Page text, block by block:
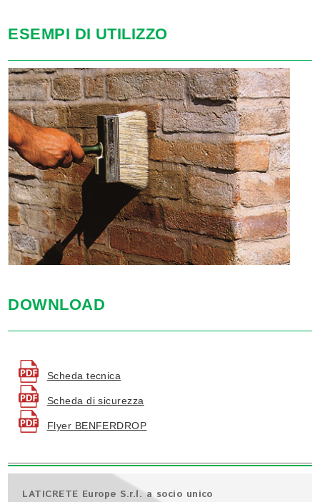
ESEMPI DI UTILIZZO
DOWNLOAD
Scheda tecnica
Scheda di sicurezza
Flyer BENFERDROP
LATICRETE Europe S.r.l. a socio unico